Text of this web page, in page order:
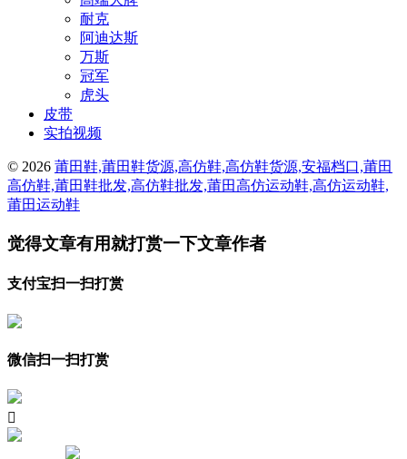
耐克
阿迪达斯
万斯
冠军
虎头
皮带
实拍视频
© 2026 莆田鞋,莆田鞋货源,高仿鞋,高仿鞋货源,安福档口,莆田
高仿鞋,莆田鞋批发,高仿鞋批发,莆田高仿运动鞋,高仿运动鞋,
莆田运动鞋
觉得文章有用就打赏一下文章作者
支付宝扫一扫打赏
微信扫一扫打赏
